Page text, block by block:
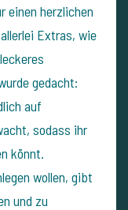
einen herzlichen
Extras, wie
gedacht:
auf
sodass ihr
könnt.
wollen, gibt
und zu